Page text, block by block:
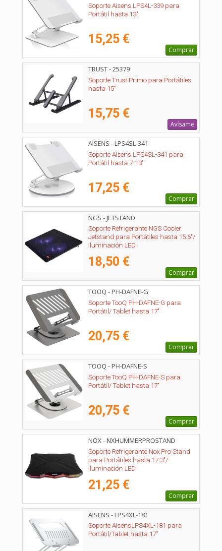
Soporte Aisens LPS4L-339 para
Portátil hasta 13"
15,25 €
Comprar
TRUST - 25379
Soporte Trust Primo para Portátiles
hasta 15"
15,75 €
Avísame
AISENS - LPS4SL-341
Soporte Aisens LPS4SL-341 para
Portátil hasta 7-13"
17,25 €
Comprar
NGS - JETSTAND
Soporte Refrigerante NGS Cooler
Jetstand para Portátiles hasta 15.6"/
Iluminación LED
18,50 €
Comprar
TOOQ - PH-DAFNE-G
Soporte TooQ PH-DAFNE-G para
Portátil/ Tablet hasta 17"
20,75 €
Comprar
TOOQ - PH-DAFNE-S
Soporte TooQ PH-DAFNE-S para
Portátil/ Tablet hasta 17"
20,75 €
Comprar
NOX - NXHUMMERPROSTAND
Soporte Refrigerante Nox Pro Stand
para Portátiles hasta 17.3"/
Iluminación LED
21,25 €
Comprar
AISENS - LPS4XL-181
Soporte AisensLPS4XL-181 para
Portátil/Tablet hasta 17"